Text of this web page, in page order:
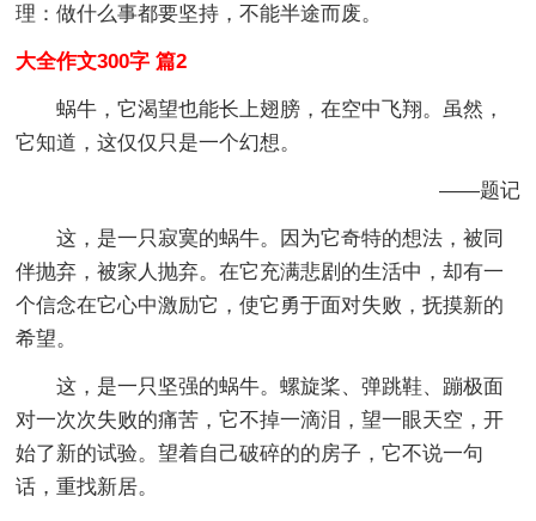
理：做什么事都要坚持，不能半途而废。
大全作文300字 篇2
蜗牛，它渴望也能长上翅膀，在空中飞翔。虽然，
它知道，这仅仅只是一个幻想。
——题记
这，是一只寂寞的蜗牛。因为它奇特的想法，被同
伴抛弃，被家人抛弃。在它充满悲剧的生活中，却有一
个信念在它心中激励它，使它勇于面对失败，抚摸新的
希望。
这，是一只坚强的蜗牛。螺旋桨、弹跳鞋、蹦极面
对一次次失败的痛苦，它不掉一滴泪，望一眼天空，开
始了新的试验。望着自己破碎的的房子，它不说一句
话，重找新居。